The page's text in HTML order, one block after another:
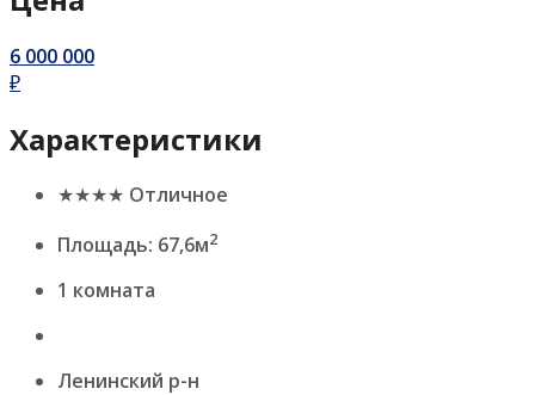
6 000 000
₽
Характеристики
★★★★ Отличное
Площадь: 67,6м2
1 комната
Ленинский р-н